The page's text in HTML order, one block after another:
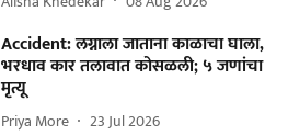
Accident: लग्नाला जाताना काळाचा घाला,
भरधाव कार तलावात कोसळली; ५ जणांचा
मृत्यू
Priya More 23 Jul 2026